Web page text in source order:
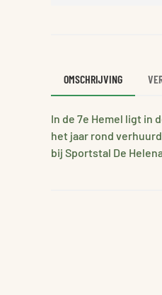
OMSCHRIJVING
In de 7e Hemel ligt in
het jaar rond
bij Sportstal De